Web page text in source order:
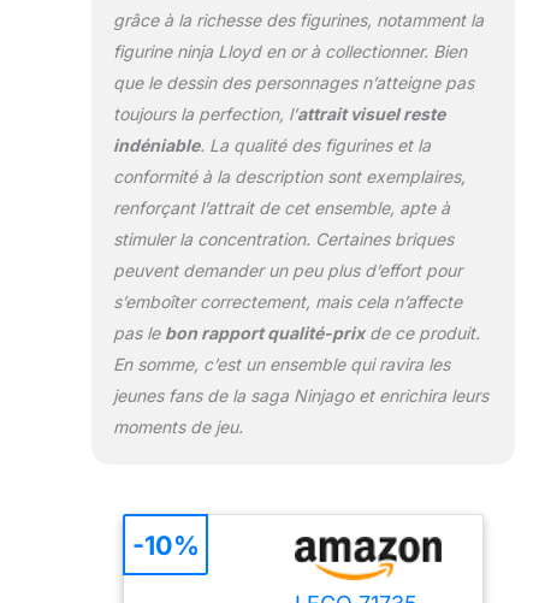
autres Minifigurines
spéciales à
collectionner : Le
Jet Multi-missiles
71736, Le Chargeur
Robot de Combat
Titan de Zane 71738
grâce à la richesse des figurines, notamment la
figurine ninja Lloyd en or à collectionner. Bien
que le dessin des personnages n’atteigne pas
toujours la perfection, l’attrait visuel reste
indéniable. La qualité des figurines et la
conformité à la description sont exemplaires,
renforçant l’attrait de cet ensemble, apte à
stimuler la concentration. Certaines briques
peuvent demander un peu plus d’effort pour
s’emboîter correctement, mais cela n’affecte
pas le bon rapport qualité-prixde ce produit.
En somme, c’est un ensemble qui ravira les
jeunes fans de la saga Ninjago et enrichira leurs
moments de jeu.
-10%